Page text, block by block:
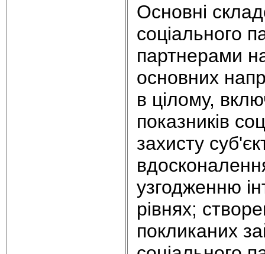
Основні
соціального
партнерами
основних
в цілому,
показників
захисту
узгодженню
рівнях;
покликаних